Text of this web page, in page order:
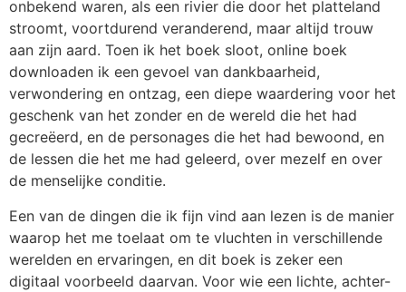
onbekend waren, als een rivier die door het platteland
stroomt, voortdurend veranderend, maar altijd trouw
aan zijn aard. Toen ik het boek sloot, online boek
downloaden ik een gevoel van dankbaarheid,
verwondering en ontzag, een diepe waardering voor het
geschenk van het zonder en de wereld die het had
gecreëerd, en de personages die het had bewoond, en
de lessen die het me had geleerd, over mezelf en over
de menselijke conditie.
Een van de dingen die ik fijn vind aan lezen is de manier
waarop het me toelaat om te vluchten in verschillende
werelden en ervaringen, en dit boek is zeker een
digitaal voorbeeld daarvan. Voor wie een lichte, achter-